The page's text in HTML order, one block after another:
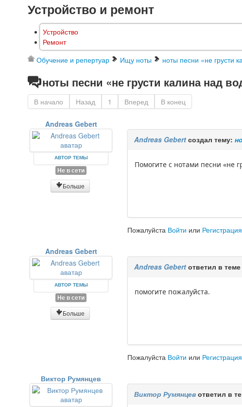
Устройство и ремонт
Устройство
Ремонт
Обучение и репертуар Ищу ноты ноты песни «не грусти
ноты песни «не грусти калина над
В начало Назад 1 Вперед В конец
Andreas Gebert
АВТОР ТЕМЫ
Не в сети
Больше
Andreas Gebert создал тему:
Помогите с нотами песни «не
Пожалуйста Войти или Регистрация
Andreas Gebert
АВТОР ТЕМЫ
Не в сети
Больше
Andreas Gebert ответил в
помогите пожалуйста.
Пожалуйста Войти или Регистрация
Виктор Румянцев
Виктор Румянцев ответил в